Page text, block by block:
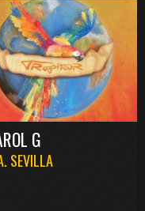
G
SEVILLA